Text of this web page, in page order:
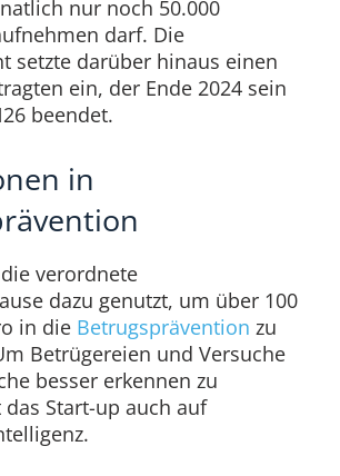
nur noch 50.000
darf. Die
setzte darüber hinaus einen
ein, der Ende 2024 sein
beendet.
in
verordnete
dazu genutzt, um über 100
in die Betrugsprävention zu
Betrügereien und Versuche
besser erkennen zu
Start-up auch auf